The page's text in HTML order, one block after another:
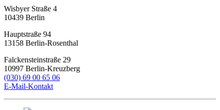
Wisbyer Straße 4
10439 Berlin
Hauptstraße 94
13158 Berlin-Rosenthal
Falckensteinstraße 29
10997 Berlin-Kreuzberg
(030) 69 00 65 06
E-Mail-Kontakt